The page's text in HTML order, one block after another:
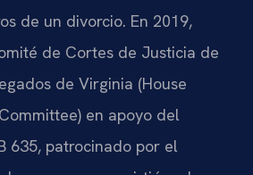
de un divorcio. En 2019,
de Cortes de Justicia de
de Virginia (House
en apoyo del
635, patrocinado por el